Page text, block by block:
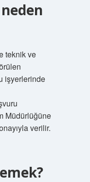
teknik ve
işyerlerinde
Müdürlüğüne
verilir.